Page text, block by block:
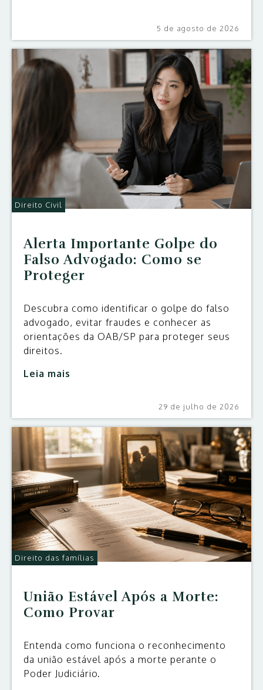
5 de agosto de 2026
Direito Civil
Alerta Importante Golpe do
Falso Advogado: Como se
Proteger
Descubra como identificar o golpe do falso
advogado, evitar fraudes e conhecer as
orientações da OAB/SP para proteger seus
direitos.
Leia mais
29 de julho de 2026
Direito das famílias
União Estável Após a Morte:
Como Provar
Entenda como funciona o reconhecimento
da união estável após a morte perante o
Poder Judiciário.